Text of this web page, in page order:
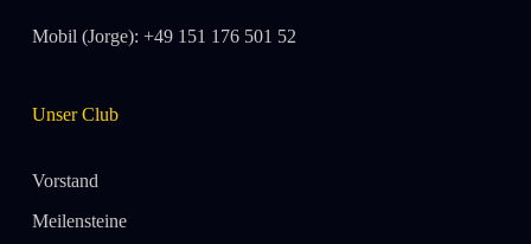
Mobil (Jorge): +49 151 176 501 52
Unser Club
Vorstand
Meilensteine